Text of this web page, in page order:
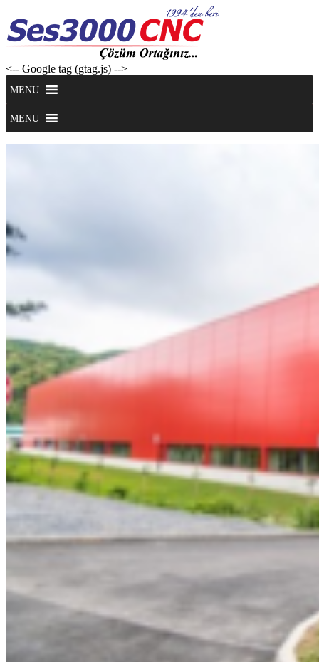
to
content
<-- Google tag (gtag.js) -->
MENU
MENU